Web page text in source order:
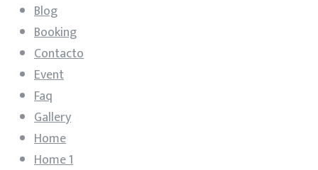
Blog
Booking
Contacto
Event
Faq
Gallery
Home
Home 1